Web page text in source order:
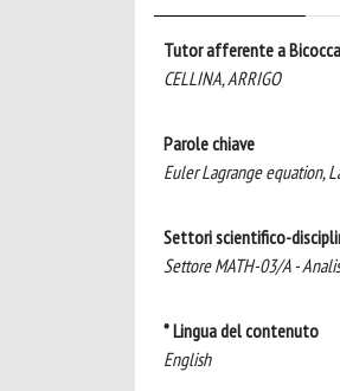
Tutor afferente a Bicocca
CELLINA, ARRIGO
Parole chiave
Euler Lagrange equation,
Settori scientifico-
Settore MATH-03/A -
* Lingua del contenuto
English